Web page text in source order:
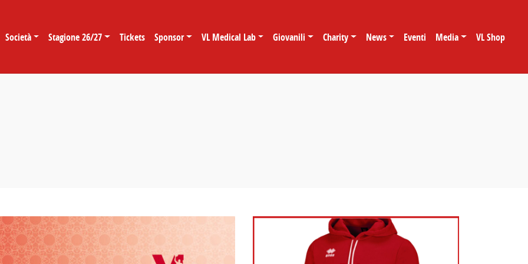
Società Stagione 26/27 Tickets Sponsor VL Medical Lab Giovanili Charity News Eventi Media VL Shop